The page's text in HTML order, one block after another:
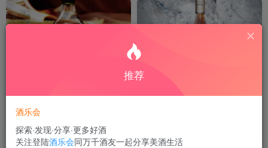
VSOP
13760 17200
人头马CLUB Rémy Martin
CLUB
推荐
酒乐会
探索·发现·分享·更多好酒
关注登陆酒乐会同万千酒友一起分享美酒生活